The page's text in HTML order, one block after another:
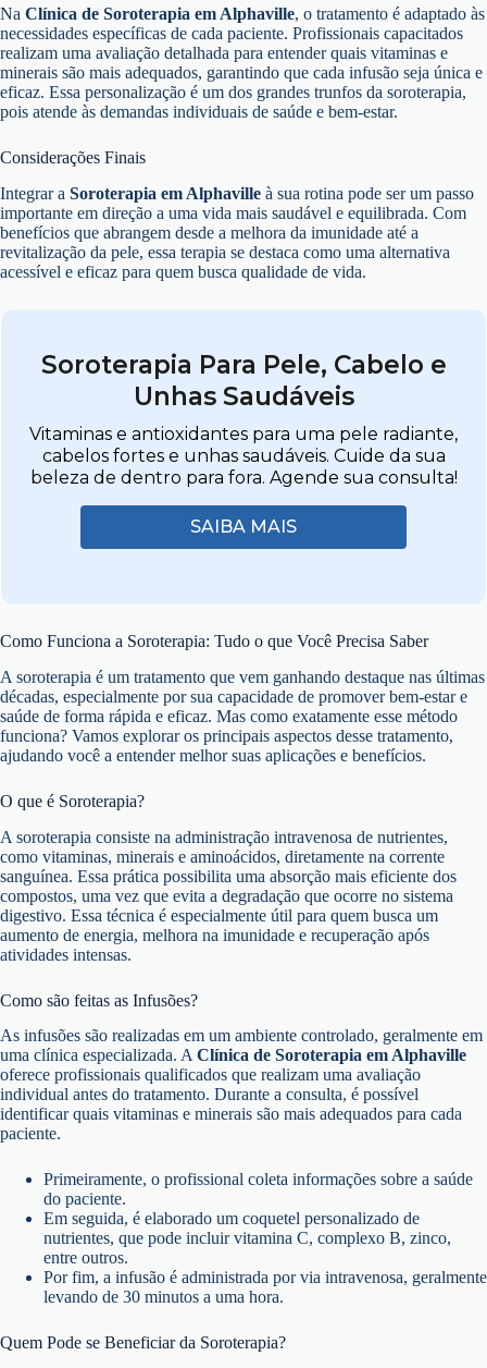
Na Clínica de Soroterapia em Alphaville, o tratamento é adaptado às
necessidades específicas de cada paciente. Profissionais capacitados
realizam uma avaliação detalhada para entender quais vitaminas e
minerais são mais adequados, garantindo que cada infusão seja única e
eficaz. Essa personalização é um dos grandes trunfos da soroterapia,
pois atende às demandas individuais de saúde e bem-estar.
Considerações Finais
Integrar a Soroterapia em Alphaville à sua rotina pode ser um passo
importante em direção a uma vida mais saudável e equilibrada. Com
benefícios que abrangem desde a melhora da imunidade até a
revitalização da pele, essa terapia se destaca como uma alternativa
acessível e eficaz para quem busca qualidade de vida.
Soroterapia Para Pele, Cabelo e
Unhas Saudáveis
Vitaminas e antioxidantes para uma pele radiante,
cabelos fortes e unhas saudáveis. Cuide da sua
beleza de dentro para fora. Agende sua consulta!
SAIBA MAIS
Como Funciona a Soroterapia: Tudo o que Você Precisa Saber
A soroterapia é um tratamento que vem ganhando destaque nas últimas
décadas, especialmente por sua capacidade de promover bem-estar e
saúde de forma rápida e eficaz. Mas como exatamente esse método
funciona? Vamos explorar os principais aspectos desse tratamento,
ajudando você a entender melhor suas aplicações e benefícios.
O que é Soroterapia?
A soroterapia consiste na administração intravenosa de nutrientes,
como vitaminas, minerais e aminoácidos, diretamente na corrente
sanguínea. Essa prática possibilita uma absorção mais eficiente dos
compostos, uma vez que evita a degradação que ocorre no sistema
digestivo. Essa técnica é especialmente útil para quem busca um
aumento de energia, melhora na imunidade e recuperação após
atividades intensas.
Como são feitas as Infusões?
As infusões são realizadas em um ambiente controlado, geralmente em
uma clínica especializada. A Clínica de Soroterapia em Alphaville
oferece profissionais qualificados que realizam uma avaliação
individual antes do tratamento. Durante a consulta, é possível
identificar quais vitaminas e minerais são mais adequados para cada
paciente.
Primeiramente, o profissional coleta informações sobre a saúde
do paciente.
Em seguida, é elaborado um coquetel personalizado de
nutrientes, que pode incluir vitamina C, complexo B, zinco,
entre outros.
Por fim, a infusão é administrada por via intravenosa, geralmente
levando de 30 minutos a uma hora.
Quem Pode se Beneficiar da Soroterapia?